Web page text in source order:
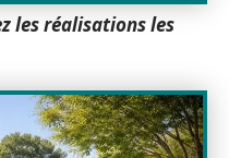
les réalisations les